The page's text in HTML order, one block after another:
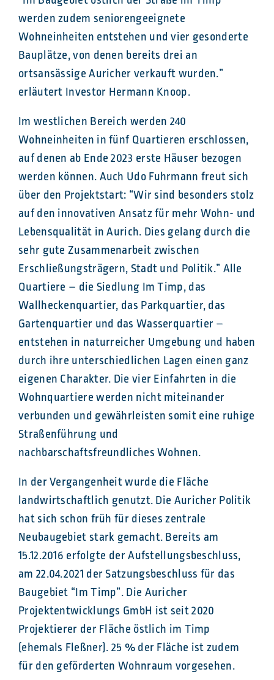
werden zudem seniorengeeignete
Wohneinheiten entstehen und vier gesonderte
Bauplätze, von denen bereits drei an
ortsansässige Auricher verkauft wurden.”
erläutert Investor Hermann Knoop.
Im westlichen Bereich werden 240
Wohneinheiten in fünf Quartieren erschlossen,
auf denen ab Ende 2023 erste Häuser bezogen
werden können. Auch Udo Fuhrmann freut sich
über den Projektstart: “Wir sind besonders stolz
auf den innovativen Ansatz für mehr Wohn- und
Lebensqualität in Aurich. Dies gelang durch die
sehr gute Zusammenarbeit zwischen
Erschließungsträgern, Stadt und Politik.” Alle
Quartiere – die Siedlung Im Timp, das
Wallheckenquartier, das Parkquartier, das
Gartenquartier und das Wasserquartier –
entstehen in naturreicher Umgebung und haben
durch ihre unterschiedlichen Lagen einen ganz
eigenen Charakter. Die vier Einfahrten in die
Wohnquartiere werden nicht miteinander
verbunden und gewährleisten somit eine ruhige
Straßenführung und
nachbarschaftsfreundliches Wohnen.
In der Vergangenheit wurde die Fläche
landwirtschaftlich genutzt. Die Auricher Politik
hat sich schon früh für dieses zentrale
Neubaugebiet stark gemacht. Bereits am
15.12.2016 erfolgte der Aufstellungsbeschluss,
am 22.04.2021 der Satzungsbeschluss für das
Baugebiet “Im Timp”. Die Auricher
Projektentwicklungs GmbH ist seit 2020
Projektierer der Fläche östlich im Timp
(ehemals Fleßner). 25 % der Fläche ist zudem
für den geförderten Wohnraum vorgesehen.